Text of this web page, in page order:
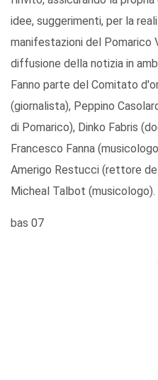
idee, suggerimenti, per la
manifestazioni del Pomarico
diffusione della notizia in
Fanno parte del Comitato
(giornalista), Peppino
di Pomarico), Dinko Fabris
Francesco Fanna
Amerigo Restucci (rettore
Micheal Talbot (musicologo).
bas 07